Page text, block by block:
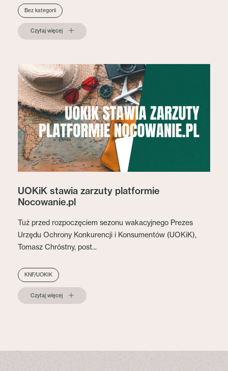
Bez kategorii
Czytaj więcej
UOKiK stawia zarzuty platformie
Nocowanie.pl
Tuż przed rozpoczęciem sezonu wakacyjnego Prezes
Urzędu Ochrony Konkurencji i Konsumentów (UOKiK),
Tomasz Chróstny, post...
KNF/UOKIK
Czytaj więcej